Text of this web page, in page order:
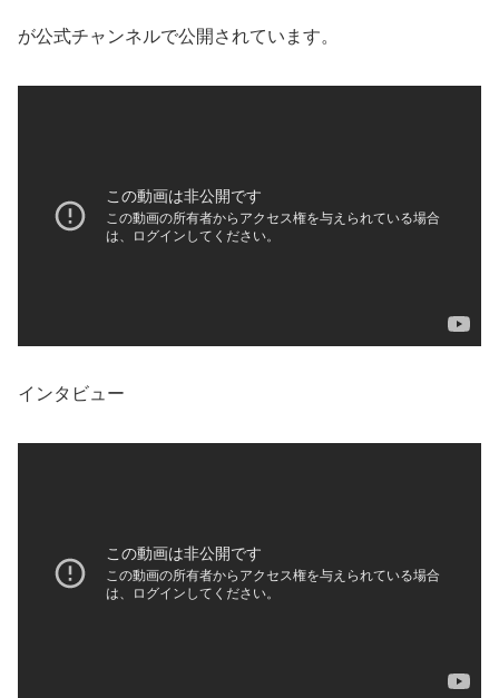
が公式チャンネルで公開されています。
インタビュー